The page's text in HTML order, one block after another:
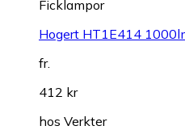
Ficklampor
Hogert HT1E414
fr.
412 kr
hos Verkter